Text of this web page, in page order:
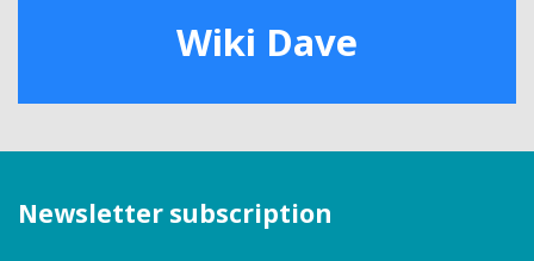
Wiki Dave
Newsletter subscription